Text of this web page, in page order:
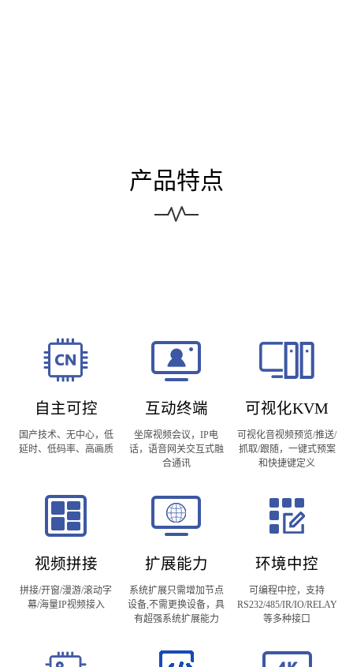
产品特点
自主可控
国产技术、无中心，低
延时、低码率、高画质
互动终端
坐席视频会议，IP电
话，语音网关交互式融
合通讯
可视化KVM
可视化音视频预览/推送/
抓取/跟随，一键式预案
和快捷键定义
视频拼接
拼接/开窗/漫游/滚动字
幕/海量IP视频接入
扩展能力
系统扩展只需增加节点
设备,不需更换设备，具
有超强系统扩展能力
环境中控
可编程中控，支持
RS232/485/IR/IO/RELAY
等多种接口